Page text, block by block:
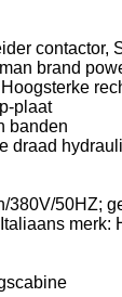
contactor,
brand
plaat
banden
draad
380V/50HZ;
merk: